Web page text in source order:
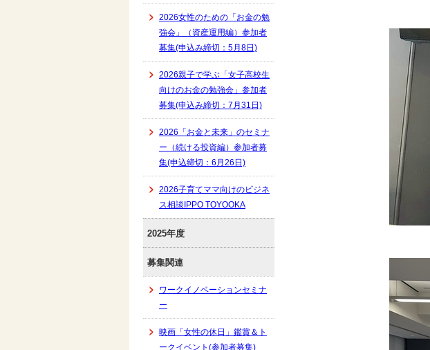
2026女性のための「お金の勉
強会」（資産運用編）参加者
募集(申込み締切：5月8日)
2026親子で学ぶ「女子高校生
向けのお金の勉強会」参加者
募集(申込み締切：7月31日)
2026「お金と未来」のセミナ
ー（続ける投資編）参加者募
集(申込締切：6月26日)
2026子育てママ向けのビジネ
ス相談IPPO TOYOOKA
2025年度
募集関連
ワークイノベーションセミナ
ー
映画「女性の休日」鑑賞＆ト
ークイベント(参加者募集)